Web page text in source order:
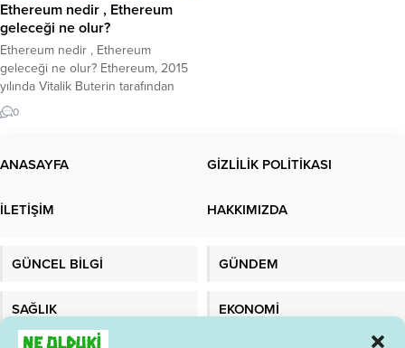
Ethereum nedir , Ethereum
geleceği ne olur?
Ethereum nedir , Ethereum
geleceği ne olur? Ethereum, 2015
yılında Vitalik Buterin tarafından
geliştirilen ve akıllı sözleşmelerin
çalıştırılmasını sağlayan bir
Bitcoin gibi bir kripto para birimi
gerçekleştirilebileceği bir platform
(DApps) ve akıllı...
0
ANASAYFA GİZLİLİK POLİTİKASI
İLETİŞİM HAKKIMIZDA
GÜNCEL BİLGİ GÜNDEM
SAĞLIK EKONOMİ